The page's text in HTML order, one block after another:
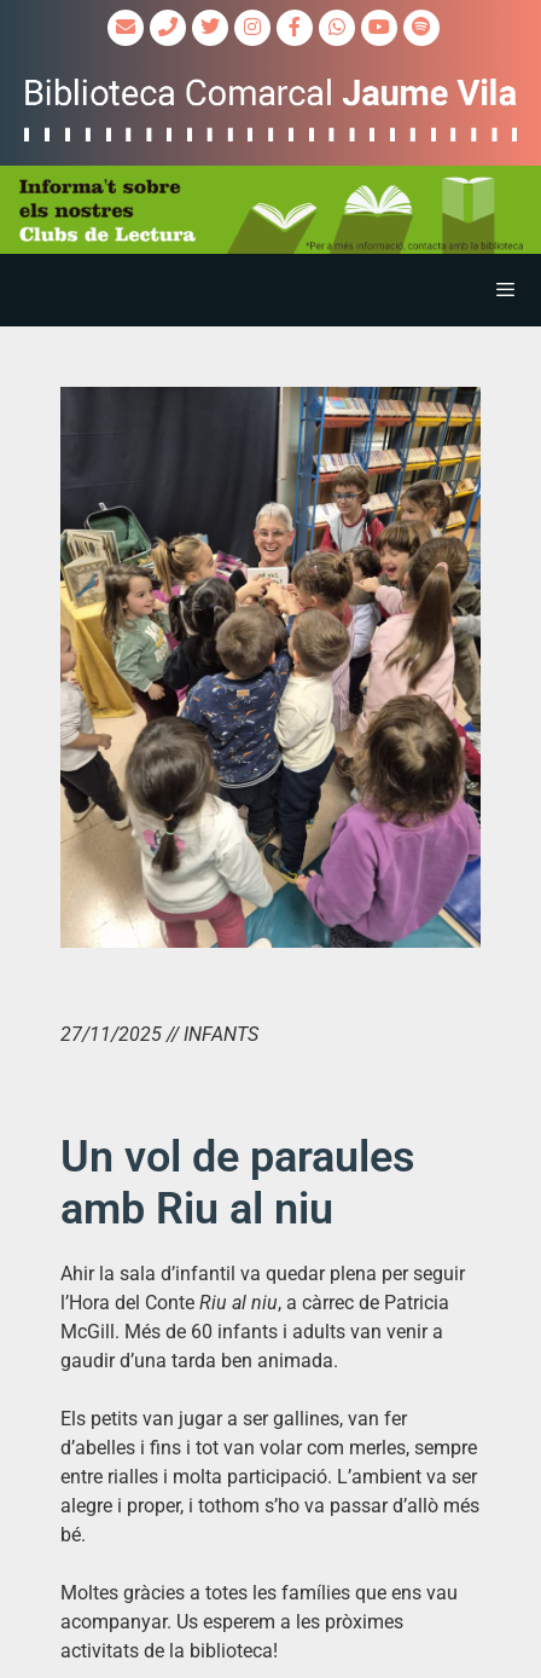
27/11/2025 // INFANTS
Un vol de paraules
amb Riu al niu
Ahir la sala d’infantil va quedar plena per seguir
l’Hora del Conte Riu al niu, a càrrec de Patricia
McGill. Més de 60 infants i adults van venir a
gaudir d’una tarda ben animada.
Els petits van jugar a ser gallines, van fer
d’abelles i fins i tot van volar com merles, sempre
entre rialles i molta participació. L’ambient va ser
alegre i proper, i tothom s’ho va passar d’allò més
bé.
Moltes gràcies a totes les famílies que ens vau
acompanyar. Us esperem a les pròximes
activitats de la biblioteca!